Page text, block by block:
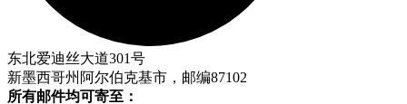
东北爱迪丝大道301号
新墨西哥州阿尔伯克基市，邮编87102
所有邮件均可寄至：